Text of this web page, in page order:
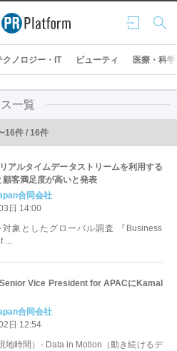
ログ
イン
検索
クノロジー・IT ビューティ 医療・科学
一覧
16件 / 16件
アルタイムデータストリームを利用する
顧客満足度が高いと発表
合同会社
日 14:00
象としたグローバル調査 『Business
...
Vice President for APACにKamal
合同会社
日 12:54
地時間）- Data in Motion（動き続けるデ